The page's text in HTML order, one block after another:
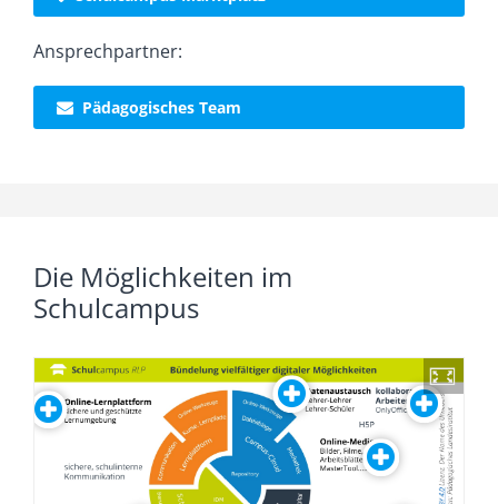
Ansprechpartner:
Pädagogisches Team
Die Möglichkeiten im
Schulcampus